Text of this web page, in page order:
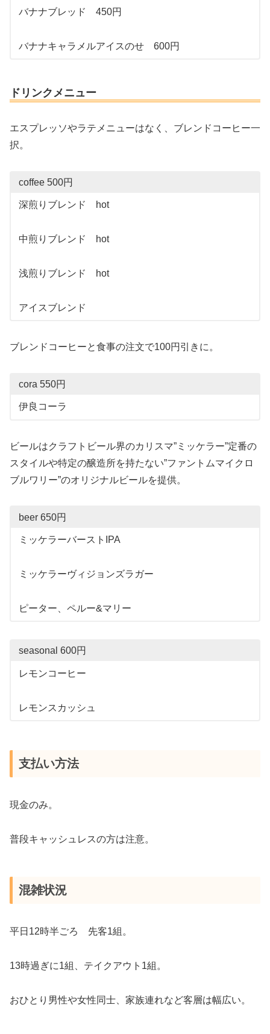
バナナブレッド 450円
バナナキャラメルアイスのせ 600円
ドリンクメニュー
エスプレッソやラテメニューはなく、ブレンドコーヒー一
択。
coffee 500円
深煎りブレンド hot
中煎りブレンド hot
浅煎りブレンド hot
アイスブレンド
ブレンドコーヒーと食事の注文で100円引きに。
cora 550円
伊良コーラ
ビールはクラフトビール界のカリスマ”ミッケラー”定番の
スタイルや特定の醸造所を持たない”ファントムマイクロ
ブルワリー”のオリジナルビールを提供。
beer 650円
ミッケラーバーストIPA
ミッケラーヴィジョンズラガー
ピーター、ペルー&マリー
seasonal 600円
レモンコーヒー
レモンスカッシュ
支払い方法
現金のみ。
普段キャッシュレスの方は注意。
混雑状況
平日12時半ごろ 先客1組。
13時過ぎに1組、テイクアウト1組。
おひとり男性や女性同士、家族連れなど客層は幅広い。